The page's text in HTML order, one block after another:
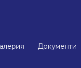
Документи